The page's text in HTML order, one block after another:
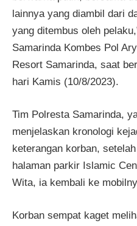
lainnya yang diambil dari
yang ditembus oleh
Samarinda Kombes Pol
Resort Samarinda, saat
hari Kamis (10/8/2023).
Tim Polresta Samarinda,
menjelaskan kronologi
keterangan korban,
halaman parkir Islamic
Wita, ia kembali ke
Korban sempat kaget